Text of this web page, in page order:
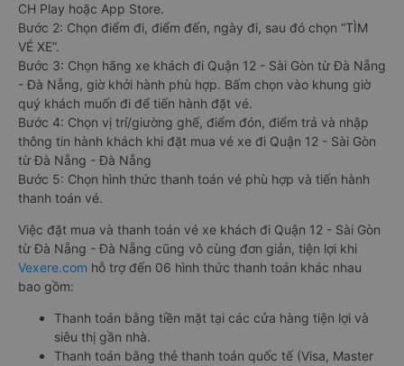
CH Play hoặc App Store.
Bước 2: Chọn điểm đi, điểm đến, ngày đi, sau đó chọn “TÌM
VÉ XE”.
Bước 3: Chọn hãng xe khách đi Quận 12 - Sài Gòn từ Đà Nẵng
- Đà Nẵng, giờ khởi hành phù hợp. Bấm chọn vào khung giờ
quý khách muốn đi để tiến hành đặt vé.
Bước 4: Chọn vị trí/giường ghế, điểm đón, điểm trả và nhập
thông tin hành khách khi đặt mua vé xe đi Quận 12 - Sài Gòn
từ Đà Nẵng - Đà Nẵng
Bước 5: Chọn hình thức thanh toán vé phù hợp và tiến hành
thanh toán vé.
Việc đặt mua và thanh toán vé xe khách đi Quận 12 - Sài Gòn
từ Đà Nẵng - Đà Nẵng cũng vô cùng đơn giản, tiện lợi khi
Vexere.com hỗ trợ đến 06 hình thức thanh toán khác nhau
bao gồm:
Thanh toán bằng tiền mặt tại các cửa hàng tiện lợi và
siêu thị gần nhà.
Thanh toán bằng thẻ thanh toán quốc tế (Visa, Master